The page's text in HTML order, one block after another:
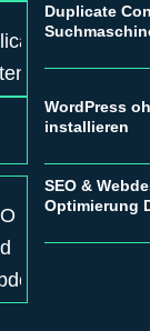
Duplicate
WordPress
installieren
SEO &
Optimierung